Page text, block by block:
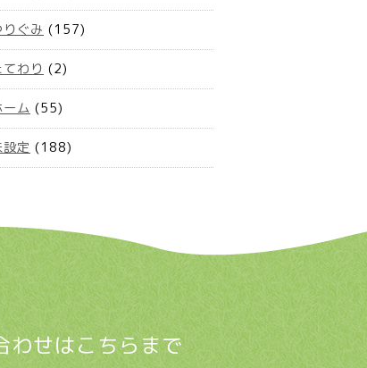
りぐみ (157)
てわり (2)
ーム (55)
設定 (188)
わせはこちらまで